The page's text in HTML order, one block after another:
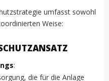
umfasst sowohl
Weise:
:
die für die Anlage